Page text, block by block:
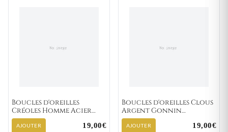
Boucles d'oreilles
Créoles Homme Acier
Doré Felipe IP blanc,noir
Diamètre 13mm
AJOUTER 19,00€
Boucles d'oreilles Clous
Argent Gonnin
Zirconium
AJOUTER 19,00€